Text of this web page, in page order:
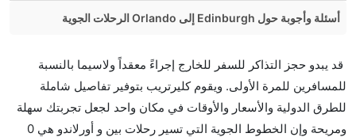
أسئلة وأجوبة حول Edinburgh إلى Orlando الرحلات الجوية
إلىأورلاندو مما تستغرقه الخطوط الجوية الأخرى؟
نعم. توفر كل من أسرع رحلات الطيران على هذا الطريق،
هل توفر شركات الطيران مساحة إضافية للنوم؟
قد يبدو حجز التذاكر للسفر للخارج إجراءً معقداً ولاسيما بالنسبة
للمسافرين للمرة الأولى. ويقوم كليرتريب بتوفير تفاصيل شاملة
للطرق الدولية والأسعار والأوقات في مكان واحد لجعل تجربتك سهلة
ومريحة وإن الخطوط الجوية التي تسير رحلات بين و أورلاندو هي 0